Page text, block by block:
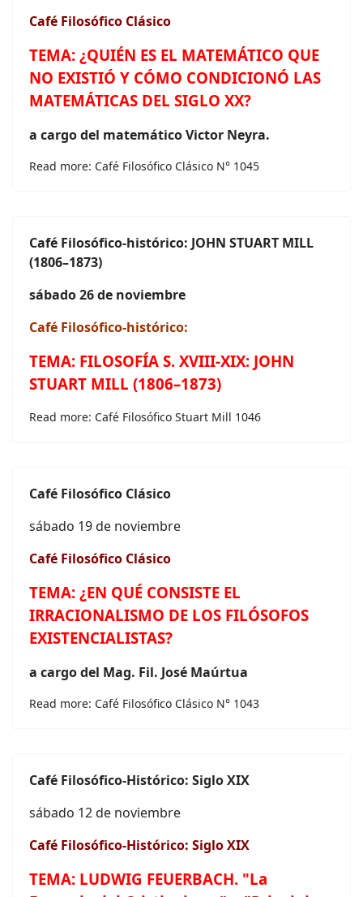
Café Filosófico Clásico
TEMA: ¿QUIÉN ES EL MATEMÁTICO QUE
NO EXISTIÓ Y CÓMO CONDICIONÓ LAS
MATEMÁTICAS DEL SIGLO XX?
a cargo del matemático Victor Neyra.
Read more: Café Filosófico Clásico N° 1045
Café Filosófico-histórico: JOHN STUART MILL
(1806–1873)
sábado 26 de noviembre
Café Filosófico-histórico:
TEMA: FILOSOFÍA S. XVIII-XIX: JOHN
STUART MILL (1806–1873)
Read more: Café Filosófico Stuart Mill 1046
Café Filosófico Clásico
sábado 19 de noviembre
Café Filosófico Clásico
TEMA: ¿EN QUÉ CONSISTE EL
IRRACIONALISMO DE LOS FILÓSOFOS
EXISTENCIALISTAS?
a cargo del Mag. Fil. José Maúrtua
Read more: Café Filosófico Clásico N° 1043
Café Filosófico-Histórico: Siglo XIX
sábado 12 de noviembre
Café Filosófico-Histórico: Siglo XIX
TEMA: LUDWIG FEUERBACH. "La